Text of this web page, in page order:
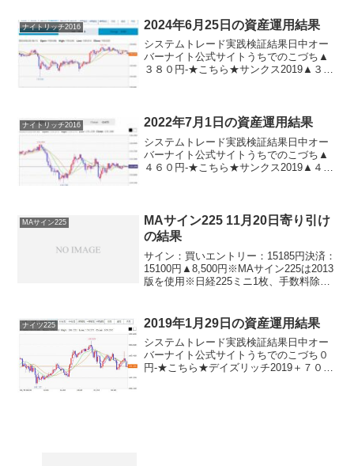
チ...
ナイトリッチ2016 2024年6月25日の資産運用結果
システムトレード実践検証結果日中オー
バーナイト公式サイトうちでのこづち▲
３８０円-★こちら★サンクス2019▲３８
ー...
ナイトリッチ2016 2022年7月1日の資産運用結果
システムトレード実践検証結果日中オー
バーナイト公式サイトうちでのこづち▲
４６０円-★こちら★サンクス2019▲４６
ー...
MAサイン225
MAサイン225 11月20日寄り引け
の結果
サイン：買いエントリー：15185円決済：
15100円▲8,500円※MAサイン225は2013
版を使用※日経225ミニ1枚、手数料除く
です。気を取り直していきましょう...
ナイツ225 2019年1月29日の資産運用結果
システムトレード実践検証結果日中オー
バーナイト公式サイトうちでのこづち０
円-★こちら★デイズリッチ2019＋７０